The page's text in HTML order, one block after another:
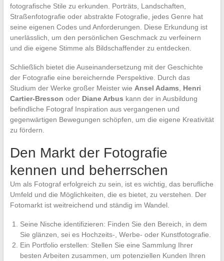
fotografische Stile zu erkunden. Porträts, Landschaften,
Straßenfotografie oder abstrakte Fotografie, jedes Genre hat
seine eigenen Codes und Anforderungen. Diese Erkundung ist
unerlässlich, um den persönlichen Geschmack zu verfeinern
und die eigene Stimme als Bildschaffender zu entdecken.
Schließlich bietet die Auseinandersetzung mit der Geschichte
der Fotografie eine bereichernde Perspektive. Durch das
Studium der Werke großer Meister wie Ansel Adams
Henri
Cartier-Bresson oder Diane Arbus kann der in Ausbildung
befindliche Fotograf Inspiration aus vergangenen und
gegenwärtigen Bewegungen schöpfen, um die eigene Kreativität
zu fördern.
Den Markt der Fotografie
kennen und beherrschen
Um als Fotograf erfolgreich zu sein, ist es wichtig, das berufliche
Umfeld und die Möglichkeiten, die es bietet, zu verstehen. Der
Fotomarkt ist weitreichend und ständig im Wandel.
Seine Nische identifizieren: Finden Sie den Bereich, in dem
Sie glänzen, sei es Hochzeits-, Werbe- oder Kunstfotografie.
Ein Portfolio erstellen: Stellen Sie eine Sammlung Ihrer
besten Arbeiten zusammen, um potenziellen Kunden Ihren